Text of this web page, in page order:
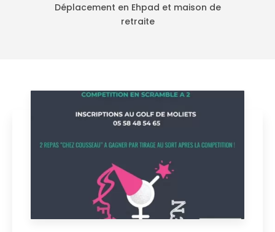
Déplacement en Ehpad et maison de
retraite